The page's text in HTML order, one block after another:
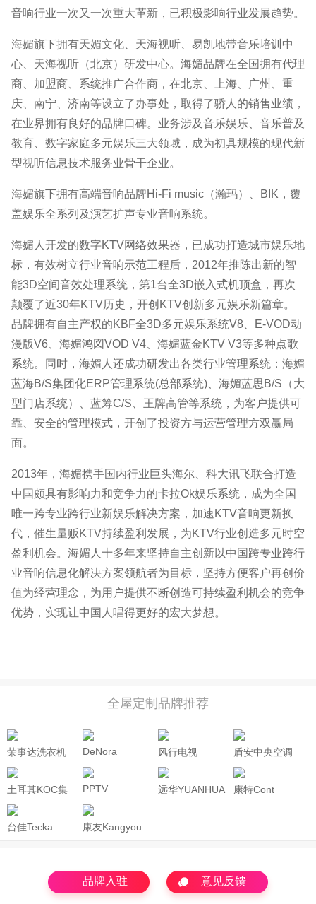
音响行业一次又一次重大革新，已积极影响行业发展趋势。
海媚旗下拥有天媚文化、天海视听、易凯地带音乐培训中
心、天海视听（北京）研发中心。海媚品牌在全国拥有代理
商、加盟商、系统推广合作商，在北京、上海、广州、重
庆、南宁、济南等设立了办事处，取得了骄人的销售业绩，
在业界拥有良好的品牌口碑。业务涉及音乐娱乐、音乐普及
教育、数字家庭多元娱乐三大领域，成为初具规模的现代新
型视听信息技术服务业骨干企业。
海媚旗下拥有高端音响品牌Hi-Fi music（瀚玛）、BIK，覆
盖娱乐全系列及演艺扩声专业音响系统。
海媚人开发的数字KTV网络效果器，已成功打造城市娱乐地
标，有效树立行业音响示范工程后，2012年推陈出新的智
能3D空间音效处理系统，第1台全3D嵌入式机顶盒，再次
颠覆了近30年KTV历史，开创KTV创新多元娱乐新篇章。
品牌拥有自主产权的KBF全3D多元娱乐系统V8、E-VOD动
漫版V6、海媚鸿図VOD V4、海媚蓝金KTV V3等多种点歌
系统。同时，海媚人还成功研发出各类行业管理系统：海媚
蓝海B/S集团化ERP管理系统(总部系统)、海媚蓝思B/S（大
型门店系统）、蓝筹C/S、王牌高管等系统，为客户提供可
靠、安全的管理模式，开创了投资方与运营管理方双赢局
面。
2013年，海媚携手国内行业巨头海尔、科大讯飞联合打造
中国颇具有影响力和竞争力的卡拉Ok娱乐系统，成为全国
唯一跨专业跨行业新娱乐解决方案，加速KTV音响更新换
代，催生量贩KTV持续盈利发展，为KTV行业创造多元时空
盈利机会。海媚人十多年来坚持自主创新以中国跨专业跨行
业音响信息化解决方案领航者为目标，坚持方便客户再创价
值为经营理念，为用户提供不断创造可持续盈利机会的竞争
优势，实现让中国人唱得更好的宏大梦想。
全屋定制品牌推荐
荣事达洗衣机
DeNora 风行电视
盾安中央空调
土耳其KOC集
团
PPTV 远华YUANHUA 康特Cont
台佳Tecka 康友Kangyou
品牌入驻 意见反馈